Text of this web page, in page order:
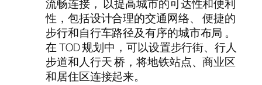
流畅连接， 以提高城市的可达性和便利
性，包括设计合理的交通网络、 便捷的
步行和自行车路径及有序的城市布局 。
在 TOD 规划中，可以设置步行街、行人
步道和人行天 桥，将地铁站点、商业区
和居住区连接起来。